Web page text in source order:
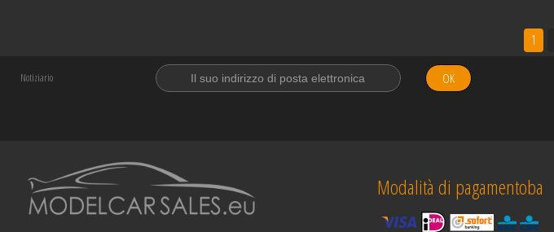
1
Notiziario OK
Modalità di pagamentoba